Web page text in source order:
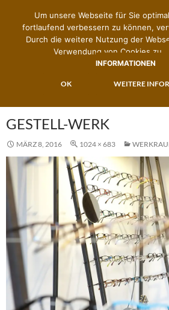
GESTELL-WERK
MÄRZ 8, 2016 1024 × 683
Um unsere Webseite für Sie
fortlaufend verbessern zu können,
Durch die weitere Nutzung der
Verwendung von Cookies zu.
INFORMATIONEN
OK WEITERE